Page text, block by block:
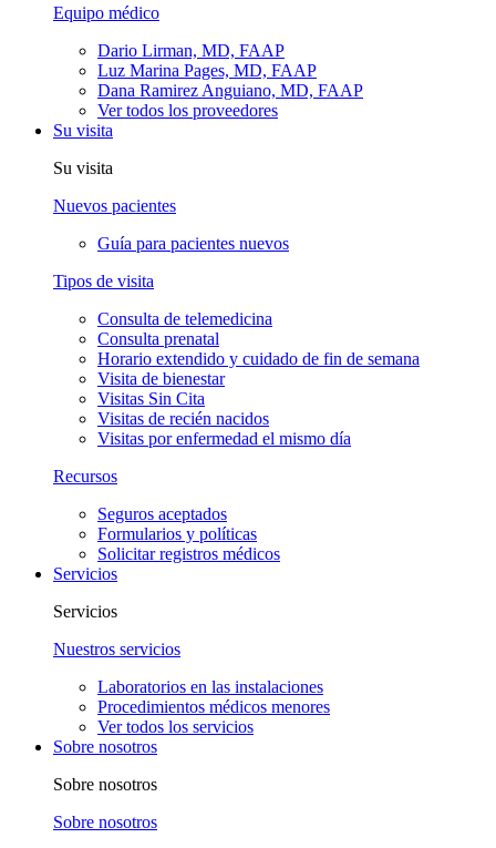
Equipo médico
Dario Lirman, MD, FAAP
Luz Marina Pages, MD, FAAP
Dana Ramirez Anguiano, MD, FAAP
Ver todos los proveedores
Su visita
Su visita
Nuevos pacientes
Guía para pacientes nuevos
Tipos de visita
Consulta de telemedicina
Consulta prenatal
Horario extendido y cuidado de fin de semana
Visita de bienestar
Visitas Sin Cita
Visitas de recién nacidos
Visitas por enfermedad el mismo día
Recursos
Seguros aceptados
Formularios y políticas
Solicitar registros médicos
Servicios
Servicios
Nuestros servicios
Laboratorios en las instalaciones
Procedimientos médicos menores
Ver todos los servicios
Sobre nosotros
Sobre nosotros
Sobre nosotros